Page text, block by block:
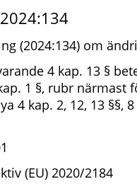
(2024:134) om
4 kap. 13 §
1 §, rubr närmast
4 kap. 2, 12, 13 §§,
(EU) 2020/2184